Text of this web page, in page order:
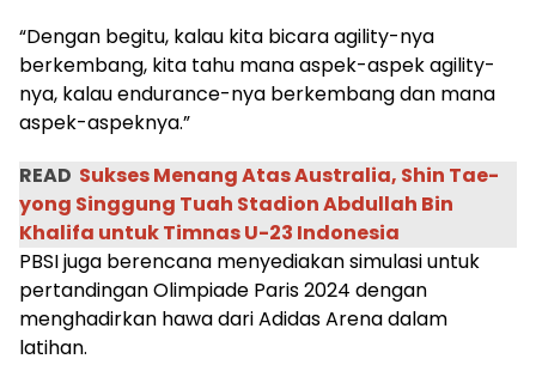
“Dengan begitu, kalau kita bicara agility-nya
berkembang, kita tahu mana aspek-aspek agility-
nya, kalau endurance-nya berkembang dan mana
aspek-aspeknya.”
READ Sukses Menang Atas Australia, Shin Tae-
yong Singgung Tuah Stadion Abdullah Bin
Khalifa untuk Timnas U-23 Indonesia
PBSI juga berencana menyediakan simulasi untuk
pertandingan Olimpiade Paris 2024 dengan
menghadirkan hawa dari Adidas Arena dalam
latihan.